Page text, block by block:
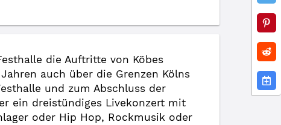
die Auftritte von Köbes
auch über die Grenzen Kölns
und zum Abschluss der
ein dreistündiges Livekonzert mit
oder Hip Hop, Rockmusik oder